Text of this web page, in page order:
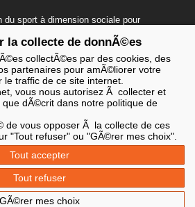
du sport à dimension sociale pour
des valeurs incontournables : la
et la citoyenneté.
la collecte de donnÃ©es
collectÃ©es par des cookies, des
partenaires pour amÃ©liorer votre
traffic de ce site internet.
vous nous autorisez Ã collecter et
dÃ©crit dans notre politique de
de vous opposer Ã la collecte de ces
"Tout refuser" ou "GÃ©rer mes choix".
Tout accepter
Tout refuser
GÃ©rer mes choix